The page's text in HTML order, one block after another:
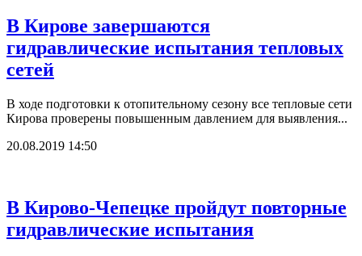
В Кирове завершаются
гидравлические испытания тепловых
сетей
В ходе подготовки к отопительному сезону все тепловые сети
Кирова проверены повышенным давлением для выявления...
20.08.2019 14:50
В Кирово-Чепецке пройдут повторные
гидравлические испытания